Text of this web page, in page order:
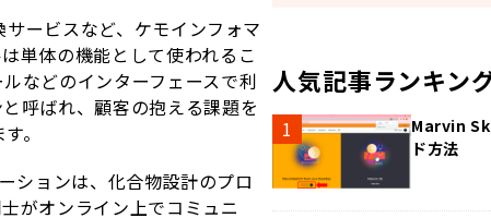
ービスなど、ケモインフォマ
単体の機能として使われるこ
などのインターフェースで利
呼ばれ、顧客の抱える課題を
。
ションは、化合物設計のプロ
がオンライン上でコミュニ
人気記事ランキン
Marvin
ド方法